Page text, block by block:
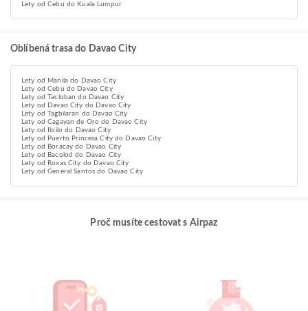
Lety od Cebu do Kuala Lumpur
Oblíbená trasa do Davao City
Lety od Manila do Davao City
Lety od Cebu do Davao City
Lety od Tacloban do Davao City
Lety od Davao City do Davao City
Lety od Tagbilaran do Davao City
Lety od Cagayan de Oro do Davao City
Lety od Iloilo do Davao City
Lety od Puerto Princesa City do Davao City
Lety od Boracay do Davao City
Lety od Bacolod do Davao City
Lety od Roxas City do Davao City
Lety od General Santos do Davao City
Proč musíte cestovat s Airpaz